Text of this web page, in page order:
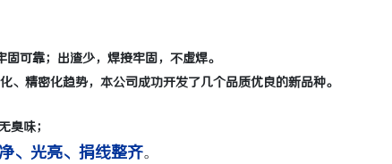
可靠；出渣少，焊接牢固，不虚焊。
、精密化趋势，本公司成功开发了几个品质优良的新品种。
臭味；
光亮、捐线整齐。